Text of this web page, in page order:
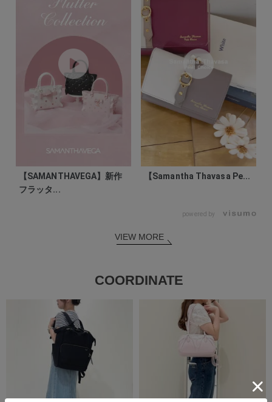
【SAMANTHAVEGA】新作
フラッタ...
【Samantha Thavasa Pe...
powered by
VIEW MORE
COORDINATE